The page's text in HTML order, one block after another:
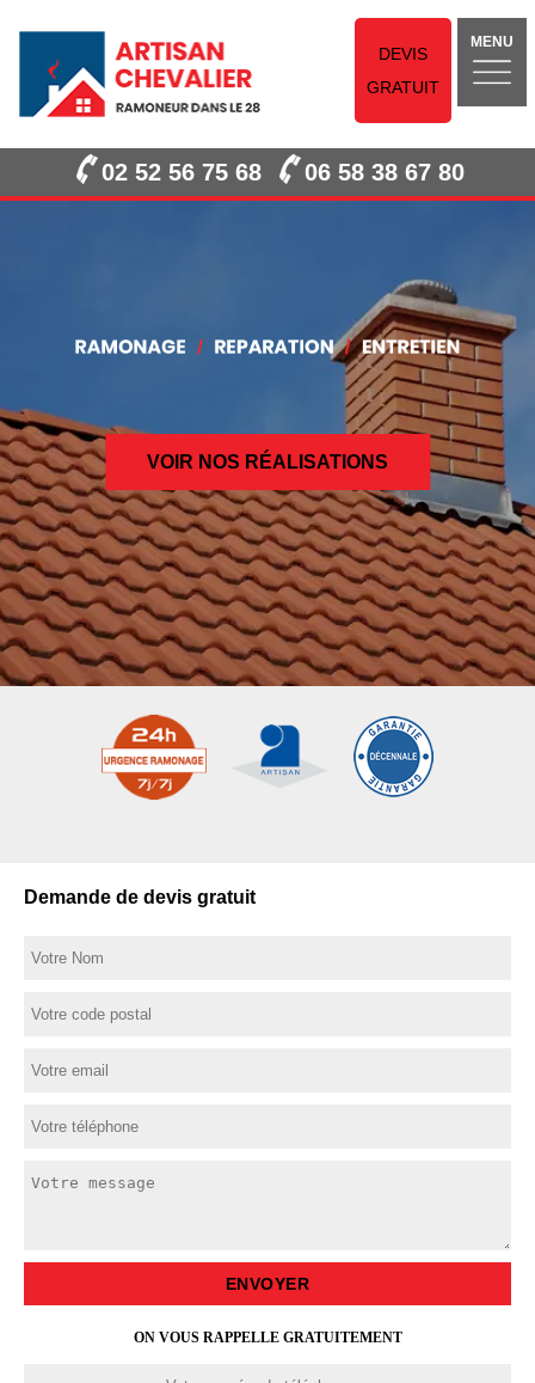
DEVIS
GRATUIT
MENU
02 52 56 75 68 06 58 38 67 80
VOIR NOS RÉALISATIONS
Demande de devis gratuit
ON VOUS RAPPELLE GRATUITEMENT